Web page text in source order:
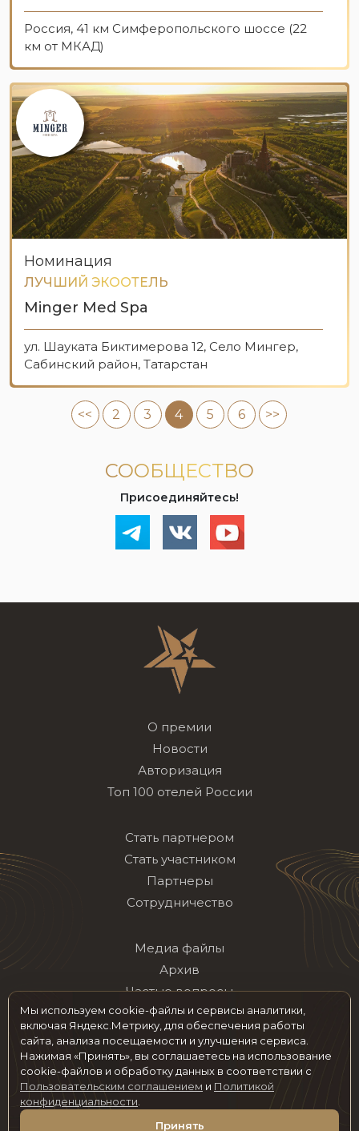
Россия, 41 км Симферопольского шоссе (22
км от МКАД)
Номинация
ЛУЧШИЙ ЭКООТЕЛЬ
Minger Med Spa
ул. Шауката Биктимерова 12, Село Мингер,
Сабинский район, Татарстан
<< 2 3 4 5 6 >>
СООБЩЕСТВО
Присоединяйтесь!
О премии
Новости
Авторизация
Топ 100 отелей России
Стать партнером
Стать участником
Партнеры
Сотрудничество
Медиа файлы
Архив
Частые вопросы
Контакты
Мы в социальных сетях
© 2026 hotelawards.ru Все права защищены
Мы используем cookie-файлы и сервисы аналитики,
включая Яндекс.Метрику, для обеспечения работы
сайта, анализа посещаемости и улучшения сервиса.
Нажимая «Принять», вы соглашаетесь на использование
cookie-файлов и обработку данных в соответствии с
Пользовательским соглашением и Политикой
конфиденциальности
Принять